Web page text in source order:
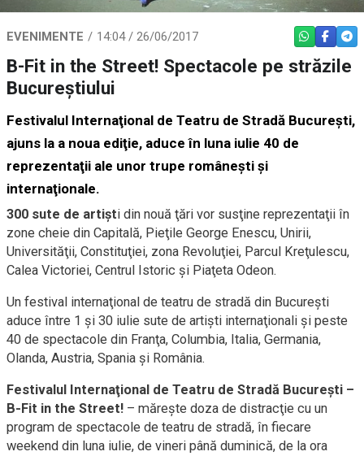
EVENIMENTE 14:04 / 26/06/2017 WHATSAPP
B-Fit in the Street! Spectacole pe străzile
Bucureştiului
Festivalul Internaţional de Teatru de Stradă Bucureşti,
ajuns la a noua ediţie, aduce în luna iulie 40 de
reprezentaţii ale unor trupe româneşti şi
internaţionale.
300 sute de artişti din nouă ţări vor susţine reprezentaţii în
zone cheie din Capitală, Pieţile George Enescu, Unirii,
Universităţii, Constituţiei, zona Revoluţiei, Parcul Kreţulescu,
Calea Victoriei, Centrul Istoric şi Piaţeta Odeon.
Un festival internaţional de teatru de stradă din Bucureşti
aduce între 1 şi 30 iulie sute de artişti internaţionali şi peste
40 de spectacole din Franţa, Columbia, Italia, Germania,
Olanda, Austria, Spania şi România.
Festivalul Internaţional de Teatru de Stradă Bucureşti –
B-Fit in the Street! – măreşte doza de distracţie cu un
program de spectacole de teatru de stradă, în fiecare
weekend din luna iulie, de vineri până duminică, de la ora